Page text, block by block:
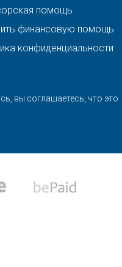
помощь
финансовую помощь
конфиденциальности
вы соглашаетесь, что это